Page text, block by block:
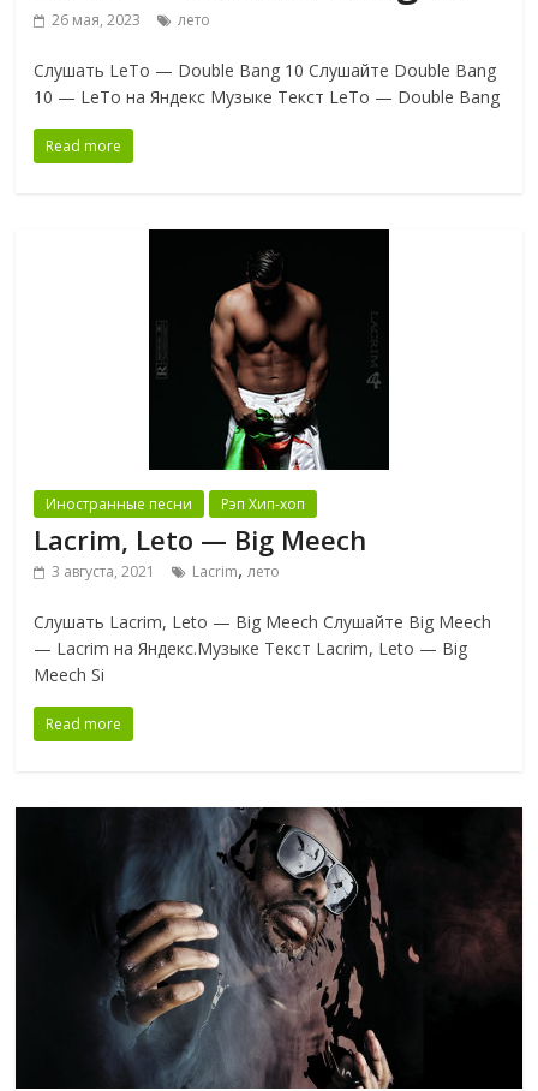
26 мая, 2023 лето
Слушать LeTo — Double Bang 10 Слушайте Double Bang
10 — LeTo на Яндекс Музыке Текст LeTo — Double Bang
Read more
Иностранные песни Рэп Хип-хоп
Lacrim, Leto — Big Meech
3 августа, 2021 Lacrim,лето
Слушать Lacrim, Leto — Big Meech Слушайте Big Meech
— Lacrim на Яндекс.Музыке Текст Lacrim, Leto — Big
Meech Si
Read more